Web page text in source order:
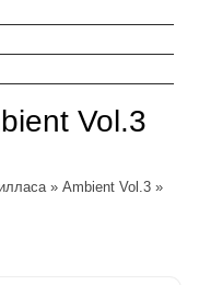
Vol.3
»Ambient Vol.3 »